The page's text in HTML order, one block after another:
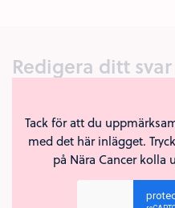
Tack för att du
med det här inlägget.
på Nära Cancer kolla
Redigera ditt